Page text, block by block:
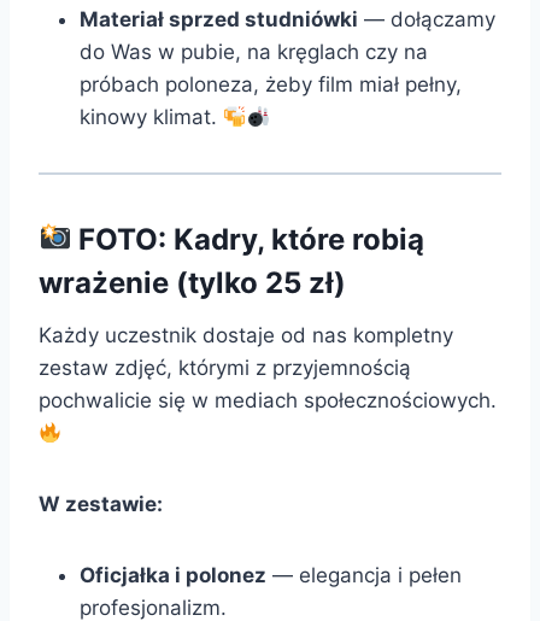
Materiał sprzed studniówki — dołączamy
do Was w pubie, na kręglach czy na
próbach poloneza, żeby film miał pełny,
kinowy klimat.
FOTO: Kadry, które robią
wrażenie (tylko 25 zł)
Każdy uczestnik dostaje od nas kompletny
zestaw zdjęć, którymi z przyjemnością
pochwalicie się w mediach społecznościowych.
W zestawie:
Oficjałka i polonez — elegancja i pełen
profesjonalizm.